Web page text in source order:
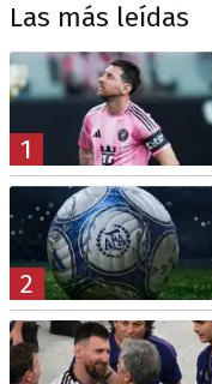
Las más leídas
1
2